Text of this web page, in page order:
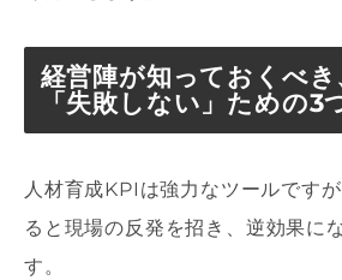
経営陣が知っておくべ
「失敗しない」ための3
人材育成KPIは強力なツールです
ると現場の反発を招き、逆効果に
す。